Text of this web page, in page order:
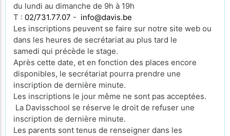
du lundi au dimanche de 9h à 19h
T : 02/731.77.07 - info@davis.be
Les inscriptions peuvent se faire sur notre site web ou
dans les heures de secrétariat au plus tard le
samedi qui précède le stage.
Après cette date, et en fonction des places encore
disponibles, le secrétariat pourra prendre une
inscription de dernière minute.
Les inscriptions le jour même ne sont pas acceptées.
La Davisschool se réserve le droit de refuser une
inscription de dernière minute.
Les parents sont tenus de renseigner dans les